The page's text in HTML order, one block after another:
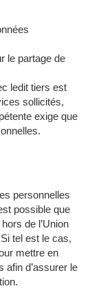
le partage de
ledit tiers est
sollicités,
exige que
personnelles
possible que
de l’Union
tel est le cas,
mettre en
d’assurer le